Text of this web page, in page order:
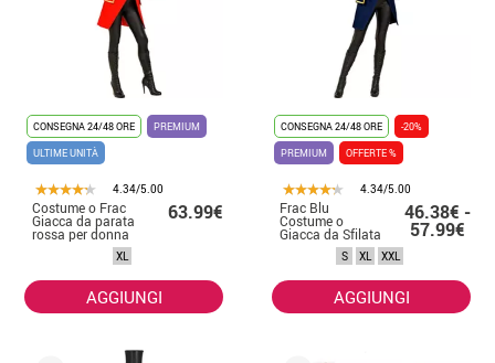
CONSEGNA 24/48 ORE
PREMIUM
ULTIME UNITÀ
4.34/5.00
Costume o Frac
Giacca da parata
rossa per donna
63.99€
XL
AGGIUNGI
CONSEGNA 24/48 ORE
-20%
PREMIUM
OFFERTE %
4.34/5.00
Frac Blu
Costume o
Giacca da Sfilata
per donna
46.38€ -
57.99€
S XL XXL
AGGIUNGI